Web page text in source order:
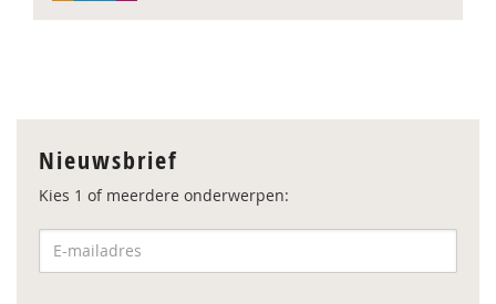
Nieuwsbrief
Kies 1 of meerdere onderwerpen: